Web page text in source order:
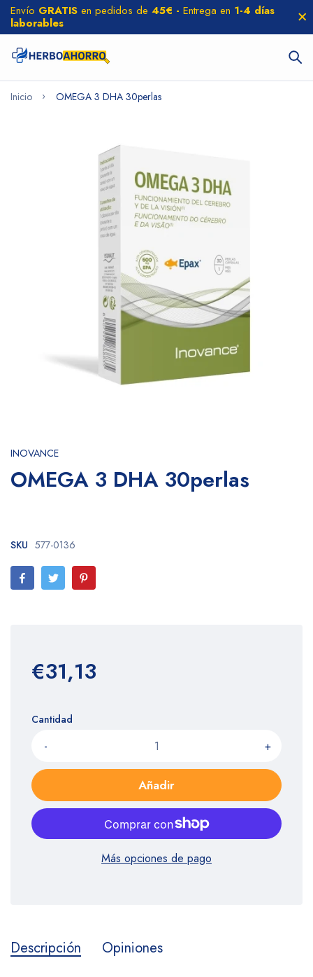
Envío GRATIS en pedidos de 45€ - Entrega en 1-4 días
laborables
Inicio OMEGA 3 DHA 30perlas
INOVANCE
OMEGA 3 DHA 30perlas
SKU 577-0136
€31,13
Cantidad
- +
Añadir
Más opciones de pago
Descripción Opiniones